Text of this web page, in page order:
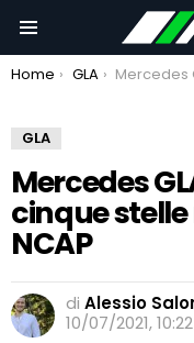
You are here:
Home GLA Mercedes GLA ed EQA ottengono cinque stelle
GLA
Mercedes
cinque
NCAP
di Alessio
10/07/2021, 10:22